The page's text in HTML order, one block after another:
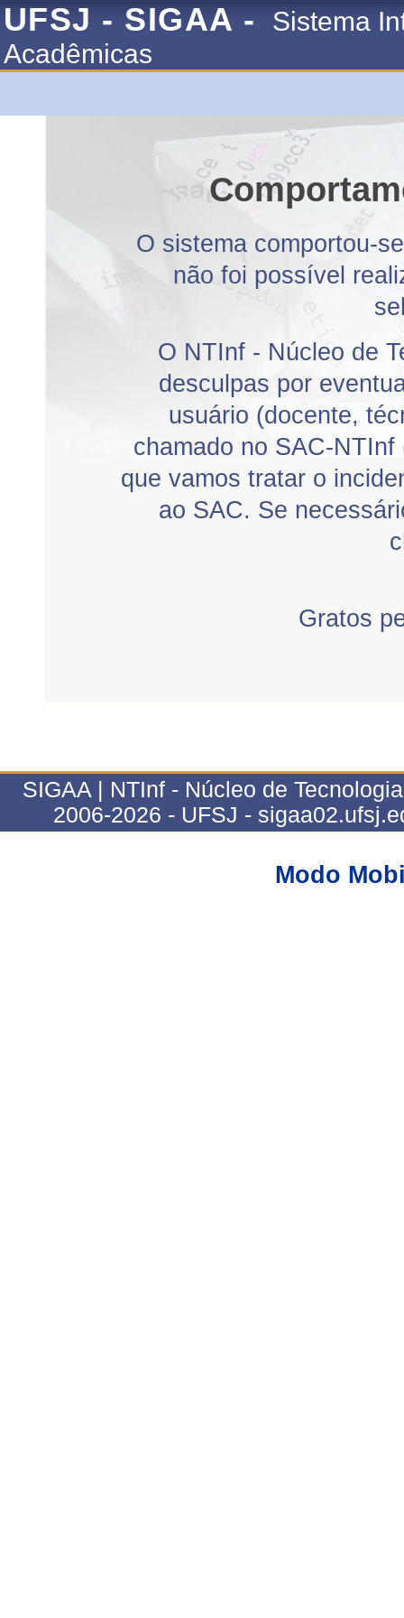
UFSJ - SIGAA -
Sistema
Acadêmicas
O sistema comportou-
não foi possível
O NTInf - Núcleo de
desculpas por
usuário (docente,
chamado no SAC-NTInf
que vamos tratar o
ao SAC. Se
Gratos
SIGAA | NTInf - Núcleo de
2006-2026 - UFSJ -
Modo